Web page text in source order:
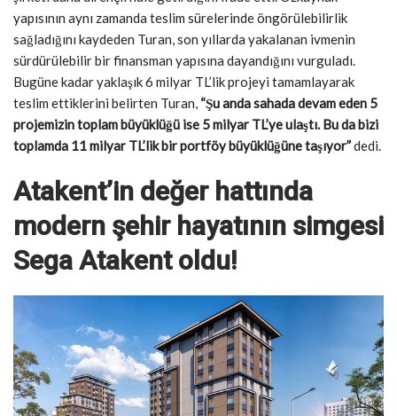
yapısının aynı zamanda teslim sürelerinde öngörülebilirlik
sağladığını kaydeden Turan, son yıllarda yakalanan ivmenin
sürdürülebilir bir finansman yapısına dayandığını vurguladı.
Bugüne kadar yaklaşık 6 milyar TL’lik projeyi tamamlayarak
teslim ettiklerini belirten Turan, “Şu anda sahada devam eden 5
projemizin toplam büyüklüğü ise 5 milyar TL’ye ulaştı. Bu da bizi
toplamda 11 milyar TL’lik bir portföy büyüklüğüne taşıyor”dedi.
Atakent’in değer hattında
modern şehir hayatının simgesi
Sega Atakent oldu!